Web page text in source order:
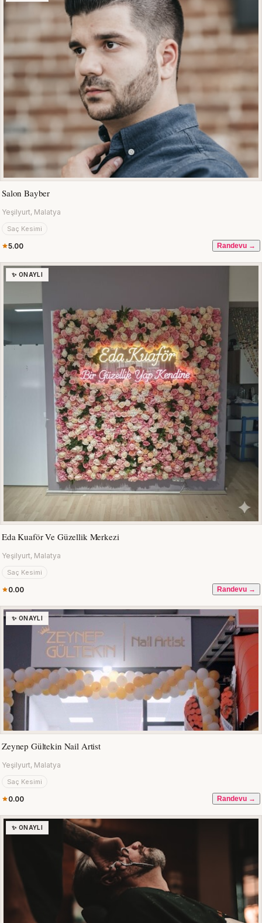
Salon Bayber
Yeşilyurt, Malatya
Saç Kesimi
5.00 Randevu →
✨ ONAYLI
Eda Kuaför Ve Güzellik Merkezi
Yeşilyurt, Malatya
Saç Kesimi
0.00 Randevu →
✨ ONAYLI
Zeynep Gültekin Nail Artist
Yeşilyurt, Malatya
Saç Kesimi
0.00 Randevu →
✨ ONAYLI